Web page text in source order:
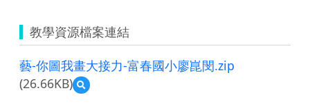
教學資源檔案連結
藝-你圖我畫大接力-富春國小廖崑閔.zip
(26.66KB)
預
覽